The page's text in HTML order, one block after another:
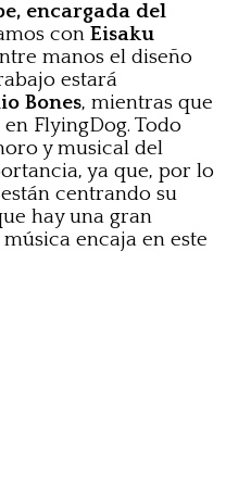
encargada del
con Eisaku
manos el diseño
estará
Bones, mientras que
FlyingDog. Todo
y musical del
ya que, por lo
centrando su
hay una gran
encaja en este